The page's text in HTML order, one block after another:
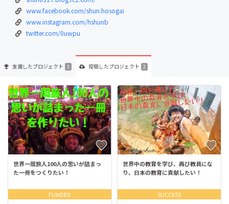
www.facebook.com/shun.hosogai
www.instagram.com/hshunb
twitter.com/0uwpu
支援したプロジェクト 3 投稿したプロジェクト 2
世界一周旅人100人の思いが詰まっ
た一冊をつくりたい！
FUNDED
世界中の教育を学び、再び教員にな
り、日本の教育に貢献したい！
SUCCESS